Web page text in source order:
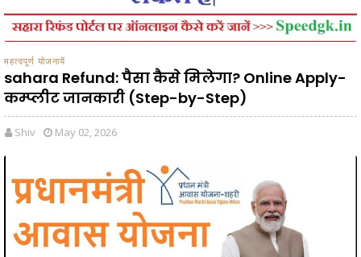
महत्वपूर्ण योजनायें
sahara Refund: पैसा कैसे मिलेगा? Online Apply-
कम्प्लीट जानकारी (Step-by-Step)
Shiv May 02, 2026